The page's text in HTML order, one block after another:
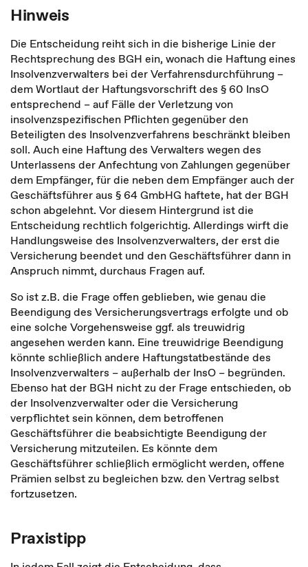
Hinweis
Die Entscheidung reiht sich in die bisherige Linie der
Rechtsprechung des BGH ein, wonach die Haftung eines
Insolvenzverwalters bei der Verfahrensdurchführung –
dem Wortlaut der Haftungsvorschrift des § 60 InsO
entsprechend – auf Fälle der Verletzung von
insolvenzspezifischen Pflichten gegenüber den
Beteiligten des Insolvenzverfahrens beschränkt bleiben
soll. Auch eine Haftung des Verwalters wegen des
Unterlassens der Anfechtung von Zahlungen gegenüber
dem Empfänger, für die neben dem Empfänger auch der
Geschäftsführer aus § 64 GmbHG haftete, hat der BGH
schon abgelehnt. Vor diesem Hintergrund ist die
Entscheidung rechtlich folgerichtig. Allerdings wirft die
Handlungsweise des Insolvenzverwalters, der erst die
Versicherung beendet und den Geschäftsführer dann in
Anspruch nimmt, durchaus Fragen auf.
So ist z.B. die Frage offen geblieben, wie genau die
Beendigung des Versicherungsvertrags erfolgte und ob
eine solche Vorgehensweise ggf. als treuwidrig
angesehen werden kann. Eine treuwidrige Beendigung
könnte schließlich andere Haftungstatbestände des
Insolvenzverwalters – außerhalb der InsO – begründen.
Ebenso hat der BGH nicht zu der Frage entschieden, ob
der Insolvenzverwalter oder die Versicherung
verpflichtet sein können, dem betroffenen
Geschäftsführer die beabsichtigte Beendigung der
Versicherung mitzuteilen. Es könnte dem
Geschäftsführer schließlich ermöglicht werden, offene
Prämien selbst zu begleichen bzw. den Vertrag selbst
fortzusetzen.
Praxistipp